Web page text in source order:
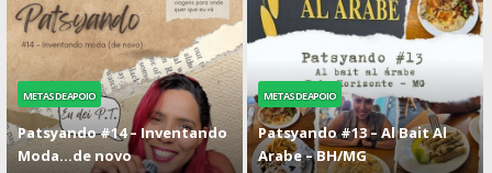
METAS DE APOIO
Patsyando #14 – Inventando
Moda…de novo
METAS DE APOIO
Patsyando #13 – Al Bait Al
Arabe – BH/MG